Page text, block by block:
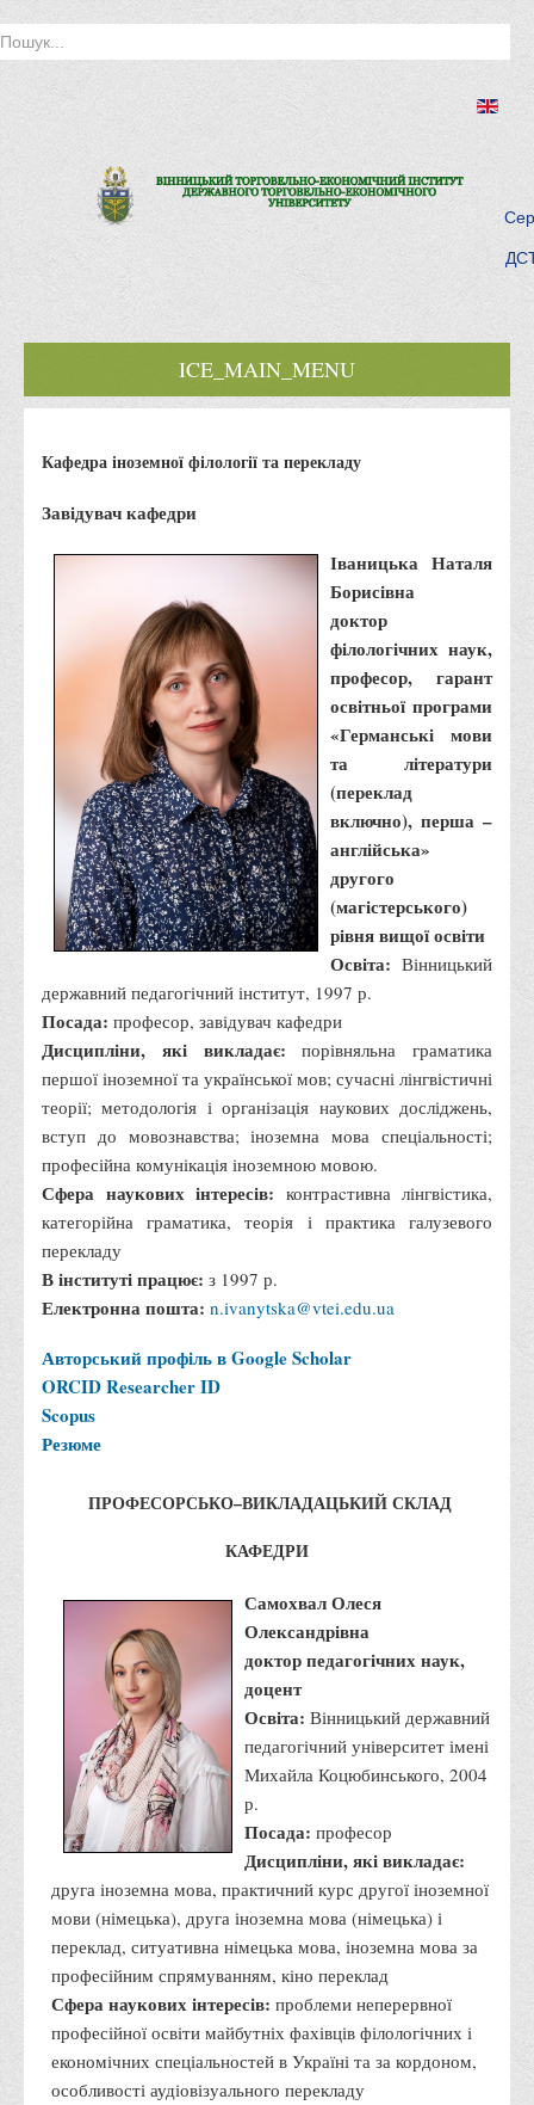
ICE_MAIN_MENU
Історія інституту
Інститут сьогодні
Про порядок надання публічної інформації
Публічна інформація
Заходи запобігання протиправним діям
Антикорупційні заходи
Протидія тероризму та насиллю
Як розпізнати глорифікацію збройної агресії РФ проти
України та протистояти їй?
Правила безпеки під час війни
Соціальна реклама
Правила поведінки у разі виявлення вибухонебезпечних
предметів
Дії населення в умовах надзвичайних ситуацій воєнного
характеру
Правила безпечної поведінки учасників освітнього процесу в
умовах війни
Що можна і не можна знімати, показувати під час війни
Контакти державних та громадських організацій, які
допомагають тим, хто пережили сексуальне насильство,
пов'язане з конфліктом та їх родинам у Вінницькій області
10 точних фактів про наркотики. З’ясуй правду про
наркотики. Врятуй чиєсь життя
Контакти
3D тур
Smart Electronic Learning
Структура
Адміністрація
Факультети
Обліково-фінансовий
Торгівлі, маркетингу та сфери обслуговування
Економіки, менеджменту та права
Кафедри
Маркетингу та реклами
Товарознавства, експертизи та торговельного
Туризму та готельно-ресторанної справи
Фізичного виховання та спорту
Інноваційної економіки та цифрових технологій
Кафедра іноземної філології та перекладу
Завідувач кафедри
Іваницька Наталя
Борисівна
доктор
філологічних наук,
професор, гарант
освітньої програми
«Германські мови
та літератури
(переклад
включно), перша –
англійська»
другого
(магістерського)
рівня вищої освіти
Освіта: Вінницький
державний педагогічний інститут, 1997 р.
Посада: професор, завідувач кафедри
Дисципліни, які викладає: порівняльна граматика
першої іноземної та української мов; сучасні лінгвістичні
теорії; методологія і організація наукових досліджень,
вступ до мовознавства; іноземна мова спеціальності;
професійна комунікація іноземною мовою.
Сфера наукових інтересів: контраcтивна лінгвістика,
категорійна граматика, теорія і практика галузевого
перекладу
В інституті працює: з 1997 р.
Електронна пошта: n.ivanytska@vtei.edu.ua
Авторський профіль в Google Scholar
ORCIDResearcher ID
Scopus
Резюме
ПРОФЕСОРСЬКО–ВИКЛАДАЦЬКИЙ СКЛАД
КАФЕДРИ
Самохвал Олеся
Олександрівна
доктор педагогічних наук,
доцент
Освіта: Вінницький державний
педагогічний університет імені
Михайла Коцюбинського, 2004
р.
Посада: професор
Дисципліни, які викладає:
друга іноземна мова, практичний курс другої іноземної
мови (німецька), друга іноземна мова (німецька) і
переклад, ситуативна німецька мова, іноземна мова за
професійним спрямуванням, кіно переклад
Сфера наукових інтересів: проблеми неперервної
професійної освіти майбутніх фахівців філологічних і
економічних спеціальностей в Україні та за кордоном,
особливості аудіовізуального перекладу